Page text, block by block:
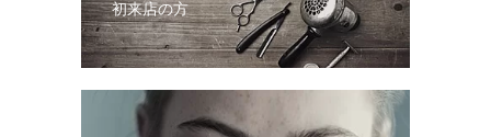
初来店の方